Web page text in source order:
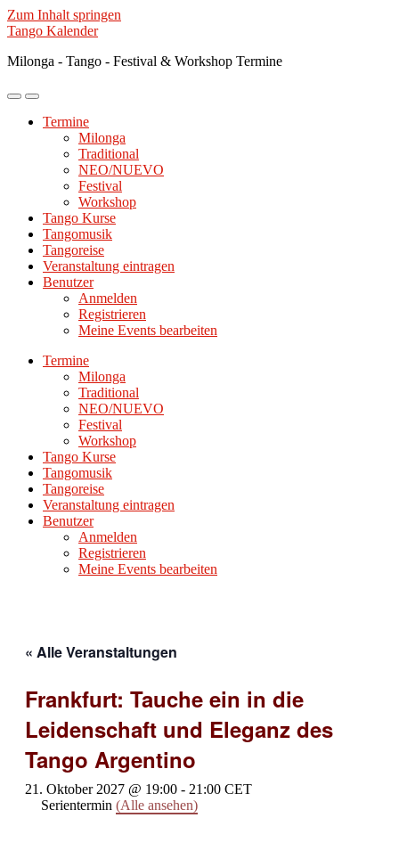
Zum Inhalt springen
Tango Kalender
Milonga - Tango - Festival & Workshop Termine
Mobile-
ein-/ausblenden
Suchfeld
ein-/ausblenden
Termine
Milonga
Traditional
NEO/NUEVO
Festival
Workshop
Tango Kurse
Tangomusik
Tangoreise
Veranstaltung eintragen
Benutzer
Anmelden
Registrieren
Meine Events bearbeiten
Termine
Milonga
Traditional
NEO/NUEVO
Festival
Workshop
Tango Kurse
Tangomusik
Tangoreise
Veranstaltung eintragen
Benutzer
Anmelden
Registrieren
Meine Events bearbeiten
« Alle Veranstaltungen
Frankfurt: Tauche ein in die
Leidenschaft und Eleganz des
Tango Argentino
21. Oktober 2027 @ 19:00 - 21:00 CET
Serientermin (Alle ansehen)